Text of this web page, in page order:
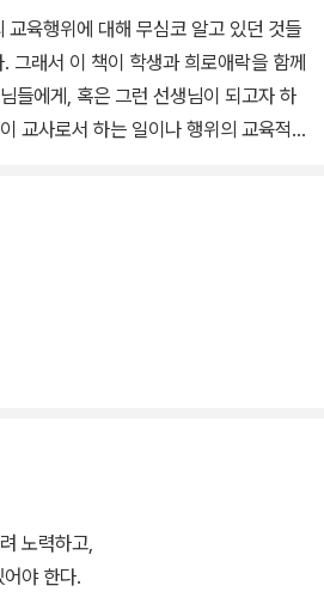
교육행위에 대해 무심코 알고 있던 것들
그래서 이 책이 학생과 희로애락을 함께
들에게, 혹은 그런 선생님이 되고자 하
교사로서 하는 일이나 행위의 교육적
노력하고,
야 한다.